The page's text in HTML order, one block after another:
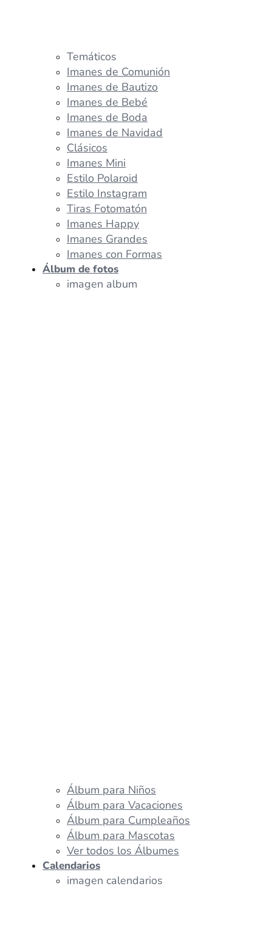
Temáticos
Imanes de Comunión
Imanes de Bautizo
Imanes de Bebé
Imanes de Boda
Imanes de Navidad
Clásicos
Imanes Mini
Estilo Polaroid
Estilo Instagram
Tiras Fotomatón
Imanes Happy
Imanes Grandes
Imanes con Formas
Álbum de fotos
imagen album
Álbum para Niños
Álbum para Vacaciones
Álbum para Cumpleaños
Álbum para Mascotas
Ver todos los Álbumes
Calendarios
imagen calendarios